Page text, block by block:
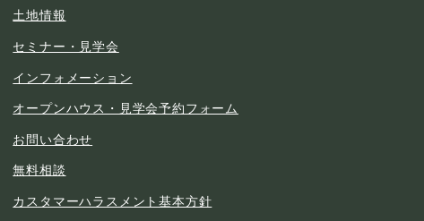
土地情報
セミナー・見学会
インフォメーション
オープンハウス・見学会予約フォーム
お問い合わせ
無料相談
カスタマーハラスメント基本方針